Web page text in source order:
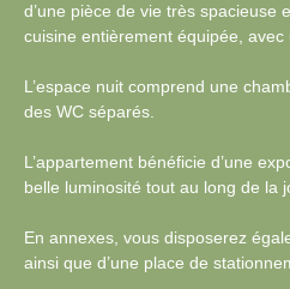
d’une pièce de vie très spacieuse
cuisine entièrement équipée, avec
L’espace nuit comprend une
des WC séparés.
L’appartement bénéficie d’une
belle luminosité tout au long de la
En annexes, vous disposerez
ainsi que d’une place de